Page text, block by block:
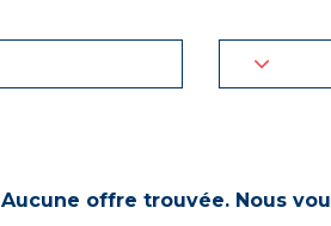
Aucune offre trouvée. Nous